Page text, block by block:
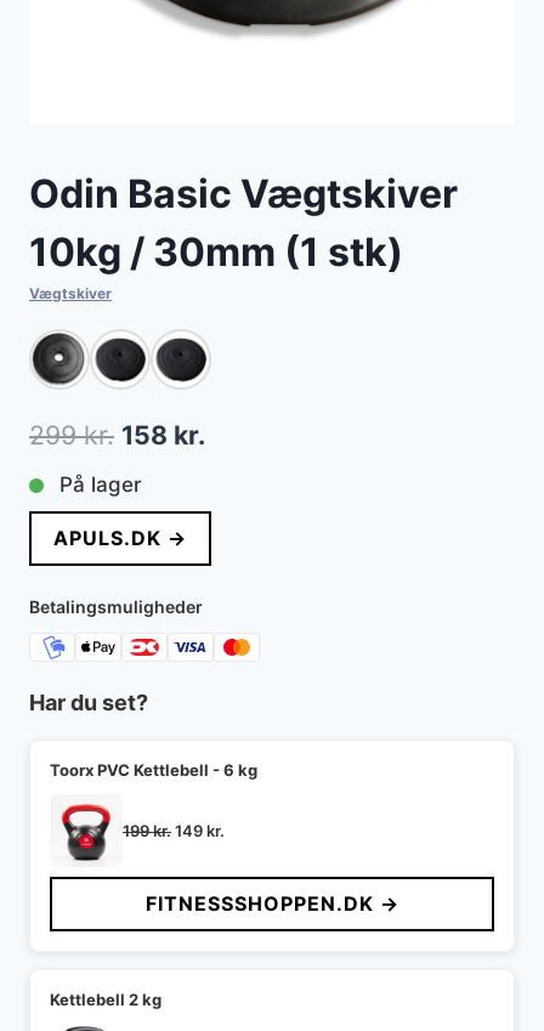
Odin Basic Vægtskiver
10kg / 30mm (1 stk)
Vægtskiver
299kr. Den
oprindelige
pris
var:
299 kr..
158 kr.
pris
er:
På lager
APULS.DK →
Betalingsmuligheder
Har du set?
Toorx PVC Kettlebell - 6 kg
199kr.Den
pris
var:
199 kr..
149kr.
pris
er:
149 kr..
FITNESSSHOPPEN.DK →
Kettlebell 2 kg